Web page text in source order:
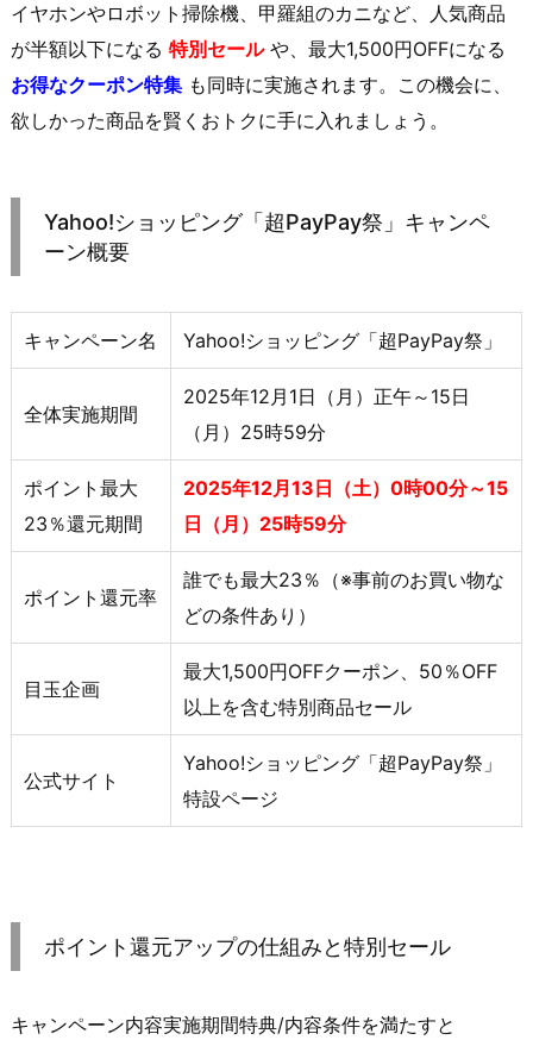
イヤホンやロボット掃除機、甲羅組のカニなど、人気商品
が半額以下になる 特別セールや、最大1,500円OFFになる
お得なクーポン特集 も同時に実施されます。この機会に、
欲しかった商品を賢くおトクに手に入れましょう。
Yahoo!ショッピング「超PayPay祭」キャンペ
ーン概要
キャンペーン名 Yahoo!ショッピング「超PayPay祭」
全体実施期間
2025年12月1日（月）正午～15日
（月）25時59分
ポイント最大
23％還元期間
2025年12月13日（土）0時00分～15
日（月）25時59分
ポイント還元率
誰でも最大23％（※事前のお買い物な
どの条件あり）
目玉企画
最大1,500円OFFクーポン、50％OFF
以上を含む特別商品セール
公式サイト
Yahoo!ショッピング「超PayPay祭」
特設ページ
ポイント還元アップの仕組みと特別セール
キャンペーン内容実施期間特典/内容条件を満たすと